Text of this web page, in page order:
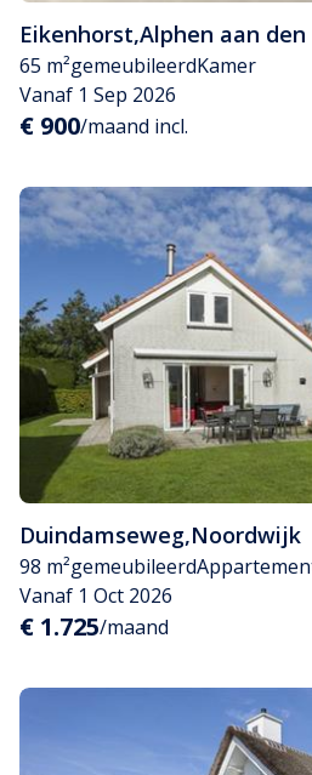
Eikenhorst,Alphen aan den
65 m²gemeubileerdKamer
Vanaf 1 Sep 2026
€ 900/maand incl.
Duindamseweg,Noordwijk
98 m²gemeubileerd
Vanaf 1 Oct 2026
€ 1.725/maand